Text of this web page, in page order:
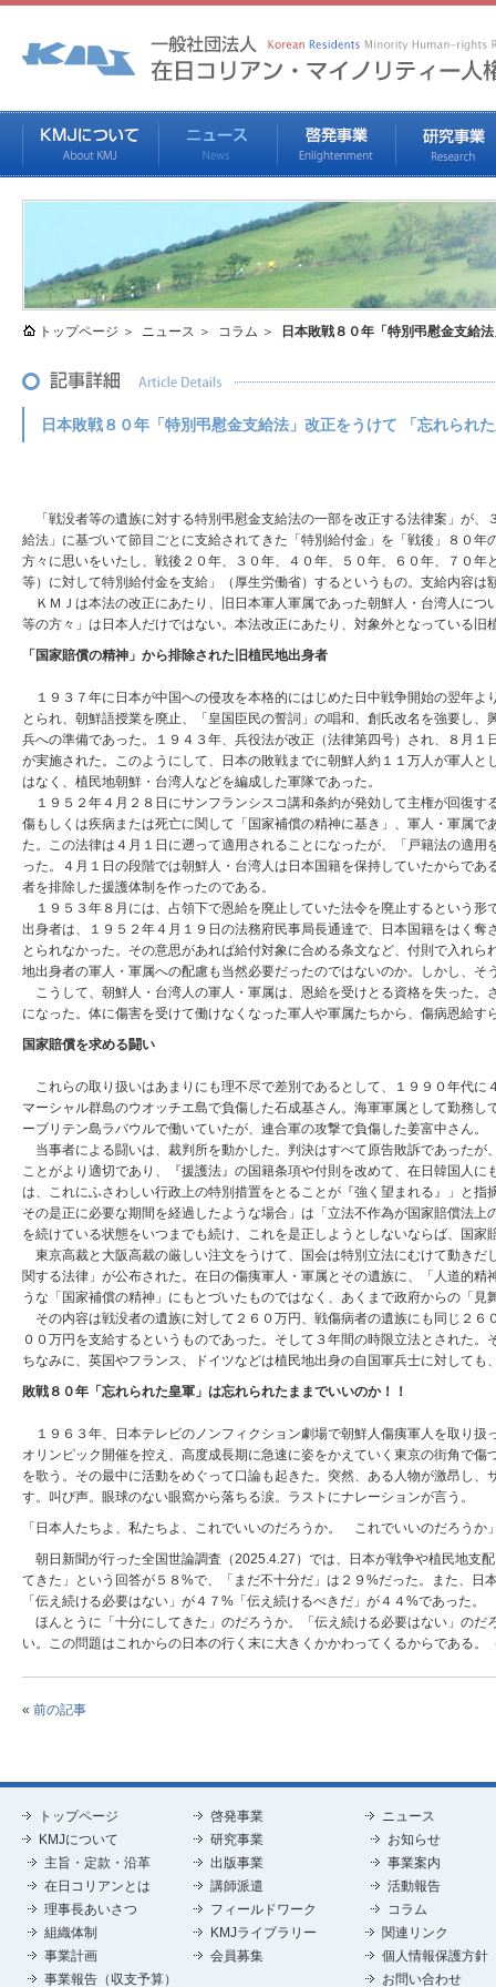
トップページ ニュース コラム 日本敗戦８０年「特別弔慰金支給
日本敗戦８０年「特別弔慰金支給法」改正をうけて 「忘れられ
「戦没者等の遺族に対する特別弔慰金支給法の一部を改正する法律案」が
給法」に基づいて節目ごとに支給されてきた「特別給付金」を「戦後」８０
方々に思いをいたし、戦後２０年、３０年、４０年、５０年、６０年、７０
等）に対して特別給付金を支給」（厚生労働省）するというもの。支給内容
ＫＭＪは本法の改正にあたり、旧日本軍人軍属であった朝鮮人・台湾人に
等の方々」は日本人だけではない。本法改正にあたり、対象外となっている
「国家賠償の精神」から排除された旧植民地出身者
１９３７年に日本が中国への侵攻を本格的にはじめた日中戦争開始の翌年
とられ、朝鮮語授業を廃止、「皇国臣民の誓詞」の唱和、創氏改名を強要し
兵への準備であった。１９４３年、兵役法が改正（法律第四号）され、８月
が実施された。このようにして、日本の敗戦までに朝鮮人約１１万人が軍人
はなく、植民地朝鮮・台湾人などを編成した軍隊であった。
１９５２年４月２８日にサンフランシスコ講和条約が発効して主権が回復
傷もしくは疾病または死亡に関して「国家補償の精神に基き」、軍人・軍属
た。この法律は４月１日に遡って適用されることになったが、「戸籍法の適
った。４月１日の段階では朝鮮人・台湾人は日本国籍を保持していたからで
者を排除した援護体制を作ったのである。
１９５３年８月には、占領下で恩給を廃止していた法令を廃止するという
出身者は、１９５２年４月１９日の法務府民事局長通達で、日本国籍をはく
とられなかった。その意思があれば給付対象に合める条文など、付則で入れ
地出身者の軍人・軍属への配慮も当然必要だったのではないのか。しかし、そ
こうして、朝鮮人・台湾人の軍人・軍属は、恩給を受けとる資格を失った
になった。体に傷害を受けて働けなくなった軍人や軍属たちから、傷病恩給す
国家賠償を求める闘い
これらの取り扱いはあまりにも理不尽で差別であるとして、１９９０年代
マーシャル群島のウオッチエ島で負傷した石成基さん。海軍軍属として勤務
ーブリテン島ラバウルで働いていたが、連合軍の攻撃で負傷した姜富中さん。
当事者による闘いは、裁判所を動かした。判決はすべて原告敗訴であった
ことがより適切であり、『援護法』の国籍条項や付則を改めて、在日韓国人
は、これにふさわしい行政上の特別措置をとることが『強く望まれる』」と
その是正に必要な期間を経過したような場合」は「立法不作為が国家賠償法
を続けている状態をいつまでも続け、これを是正しようとしないならば、国
東京高裁と大阪高裁の厳しい注文をうけて、国会は特別立法にむけて動き
関する法律」が公布された。在日の傷痍軍人・軍属とその遺族に、「人道的
うな「国家補償の精神」にもとづいたものではなく、あくまで政府からの「見
その内容は戦没者の遺族に対して２６０万円、戦傷病者の遺族にも同じ２
００万円を支給するというものであった。そして３年間の時限立法とされた
ちなみに、英国やフランス、ドイツなどは植民地出身の自国軍兵士に対しても
敗戦８０年「忘れられた皇軍」は忘れられたままでいいのか！！
１９６３年、日本テレビのノンフィクション劇場で朝鮮人傷痍軍人を取り
オリンピック開催を控え、高度成長期に急速に姿をかえていく東京の街角で
を歌う。その最中に活動をめぐって口論も起きた。突然、ある人物が激昂し
す。叫び声。眼球のない眼窩から落ちる涙。ラストにナレーションが言う。
「日本人たちよ、私たちよ、これでいいのだろうか。 これでいいのだろうか
朝日新聞が行った全国世論調査（2025.4.27）では、日本が戦争や植民地支
てきた」という回答が５８%で、「まだ不十分だ」は２９%だった。また、
「伝え続ける必要はない」が４７%「伝え続けるべきだ」が４４%であった。
ほんとうに「十分にしてきた」のだろうか。「伝え続ける必要はない」の
い。この問題はこれからの日本の行く末に大きくかかわってくるからである。
« 前の記事
トップページ
KMJについて
主旨・定款・沿革
在日コリアンとは
理事長あいさつ
組織体制
事業計画
事業報告（収支予算）
啓発事業
研究事業
出版事業
講師派遣
フィールドワーク
KMJライブラリー
会員募集
ニュース
お知らせ
事業案内
活動報告
コラム
関連リンク
個人情報保護方針
お問い合わせ